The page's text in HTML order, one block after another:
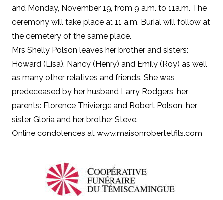
and Monday, November 19, from 9 a.m. to 11a.m. The
ceremony will take place at 11 a.m. Burial will follow at
the cemetery of the same place.
Mrs Shelly Polson leaves her brother and sisters:
Howard (Lisa), Nancy (Henry) and Emily (Roy) as well
as many other relatives and friends. She was
predeceased by her husband Larry Rodgers, her
parents: Florence Thivierge and Robert Polson, her
sister Gloria and her brother Steve.
Online condolences at www.maisonrobertetfils.com